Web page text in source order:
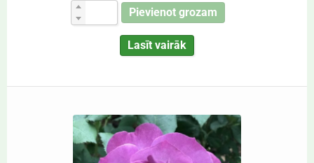
Pievienot grozam
Lasīt vairāk